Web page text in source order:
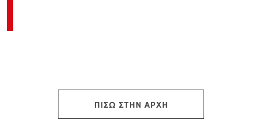
ΠΙΣΩ ΣΤΗΝ ΑΡΧΗ